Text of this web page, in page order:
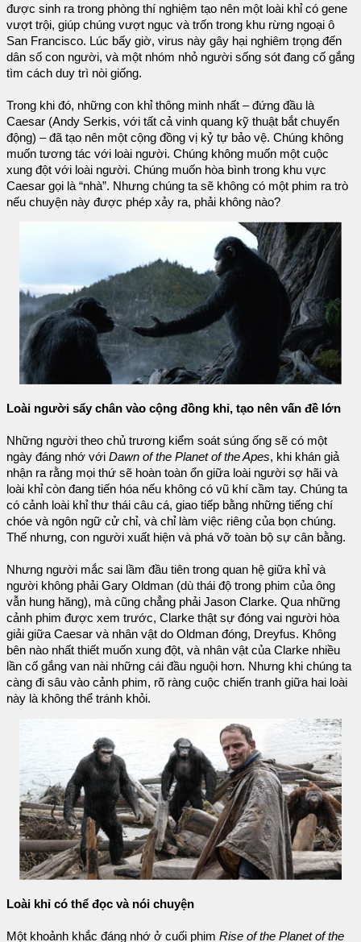
được sinh ra trong phòng thí nghiệm tạo nên một loài khỉ có gene
vượt trội, giúp chúng vượt ngục và trốn trong khu rừng ngoại ô
San Francisco. Lúc bấy giờ, virus này gây hại nghiêm trọng đến
dân số con người, và một nhóm nhỏ người sống sót đang cố gắng
tìm cách duy trì nòi giống.
Trong khi đó, những con khỉ thông minh nhất – đứng đầu là
Caesar (Andy Serkis, với tất cả vinh quang kỹ thuật bắt chuyển
động) – đã tạo nên một cộng đồng vị kỷ tự bảo vệ. Chúng không
muốn tương tác với loài người. Chúng không muốn một cuộc
xung đột với loài người. Chúng muốn hòa bình trong khu vực
Caesar gọi là “nhà”. Nhưng chúng ta sẽ không có một phim ra trò
nếu chuyện này được phép xảy ra, phải không nào?
Loài người sẩy chân vào cộng đồng khỉ, tạo nên vấn đề lớn
Những người theo chủ trương kiểm soát súng ống sẽ có một
ngày đáng nhớ với Dawn of the Planet of the Apes, khi khán giả
nhận ra rằng mọi thứ sẽ hoàn toàn ổn giữa loài người sợ hãi và
loài khỉ còn đang tiến hóa nếu không có vũ khí cầm tay. Chúng ta
có cảnh loài khỉ thư thái câu cá, giao tiếp bằng những tiếng chí
chóe và ngôn ngữ cử chỉ, và chỉ làm việc riêng của bọn chúng.
Thế nhưng, con người xuất hiện và phá vỡ toàn bộ sự cân bằng.
Nhưng người mắc sai lầm đầu tiên trong quan hệ giữa khỉ và
người không phải Gary Oldman (dù thái độ trong phim của ông
vẫn hung hăng), mà cũng chẳng phải Jason Clarke. Qua những
cảnh phim được xem trước, Clarke thật sự đóng vai người hòa
giải giữa Caesar và nhân vật do Oldman đóng, Dreyfus. Không
bên nào nhất thiết muốn xung đột, và nhân vật của Clarke nhiều
lần cố gắng van nài những cái đầu nguội hơn. Nhưng khi chúng ta
càng đi sâu vào cảnh phim, rõ ràng cuộc chiến tranh giữa hai loài
này là không thể tránh khỏi.
Loài khỉ có thể đọc và nói chuyện
Một khoảnh khắc đáng nhớ ở cuối phim Rise of the Planet of the